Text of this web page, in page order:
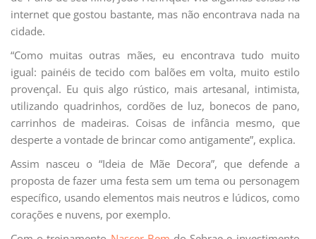
internet que gostou bastante, mas não encontrava nada na
cidade.
“Como muitas outras mães, eu encontrava tudo muito
igual: painéis de tecido com balões em volta, muito estilo
provençal. Eu quis algo rústico, mais artesanal, intimista,
utilizando quadrinhos, cordões de luz, bonecos de pano,
carrinhos de madeiras. Coisas de infância mesmo, que
desperte a vontade de brincar como antigamente”, explica.
Assim nasceu o “Ideia de Mãe Decora”, que defende a
proposta de fazer uma festa sem um tema ou personagem
específico, usando elementos mais neutros e lúdicos, como
corações e nuvens, por exemplo.